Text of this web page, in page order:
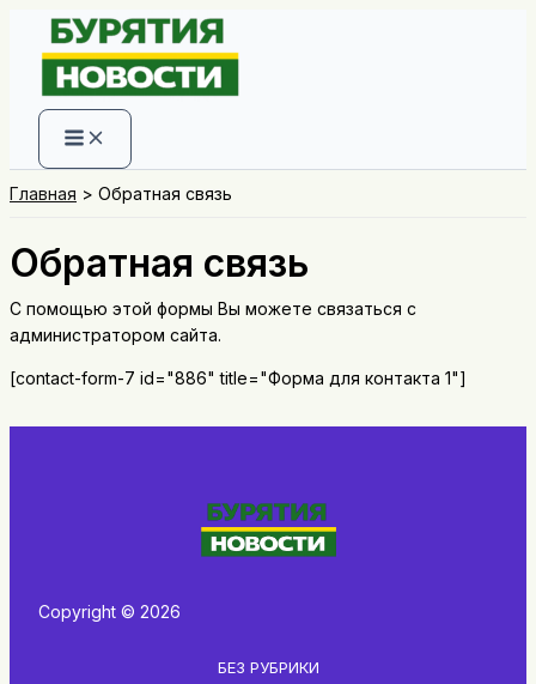
Перейти
содержимому
Главная Обратная связь
Обратная связь
С помощью этой формы Вы можете связаться с
администратором сайта.
[contact-form-7 id="886" title="Форма для контакта 1"]
Copyright © 2026
БЕЗ РУБРИКИ